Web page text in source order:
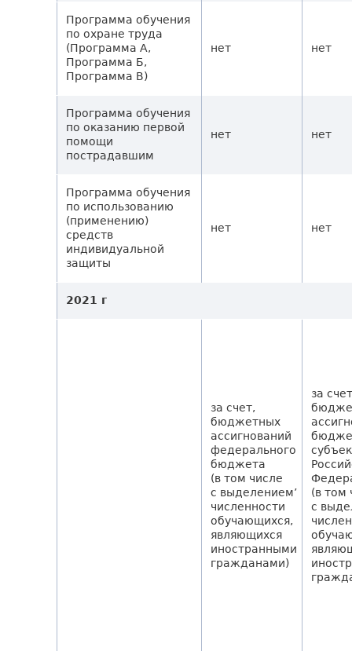
Программа обучения
по охране труда
(Программа А,
Программа Б,
Программа В)
нет нет
Программа обучения
по оказанию первой
помощи
пострадавшим
нет нет
Программа обучения
по использованию
(применению)
средств
индивидуальной
защиты
нет нет
2021 г
за счет,
бюджетных
ассигнований
федерального
бюджета
(в том числе
с выделением’
численности
обучающихся,
являющихся
иностранными
гражданами)
за
(в том
с